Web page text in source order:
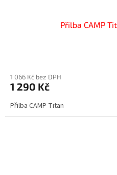
Přilba CAMP
1 066 Kč bez DPH
1 290 Kč
Přilba CAMP Titan